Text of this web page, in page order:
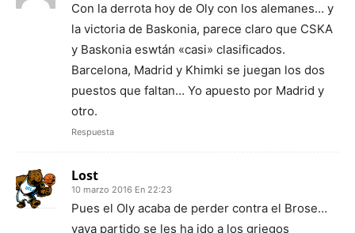
Con la derrota hoy de Oly con los alemanes… y
la victoria de Baskonia, parece claro que CSKA
y Baskonia eswtán «casi» clasificados.
Barcelona, Madrid y Khimki se juegan los dos
puestos que faltan… Yo apuesto por Madrid y
otro.
Respuesta
Lost
10 marzo 2016 En 22:23
Pues el Oly acaba de perder contra el Brose…
vaya partido se les ha ido a los griegos